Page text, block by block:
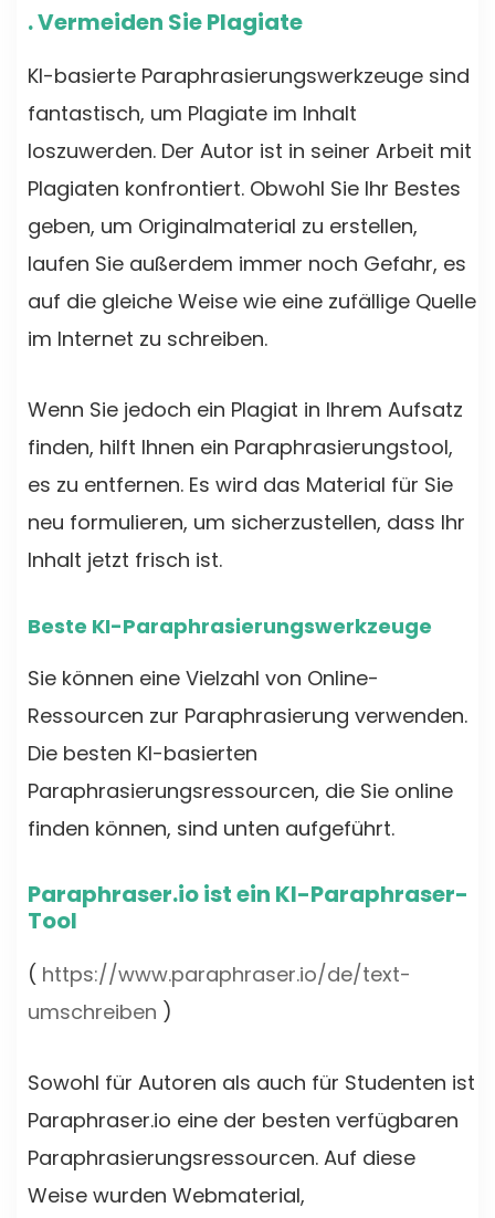
. Vermeiden Sie Plagiate
KI-basierte Paraphrasierungswerkzeuge sind
fantastisch, um Plagiate im Inhalt
loszuwerden. Der Autor ist in seiner Arbeit mit
Plagiaten konfrontiert. Obwohl Sie Ihr Bestes
geben, um Originalmaterial zu erstellen,
laufen Sie außerdem immer noch Gefahr, es
auf die gleiche Weise wie eine zufällige Quelle
im Internet zu schreiben.
Wenn Sie jedoch ein Plagiat in Ihrem Aufsatz
finden, hilft Ihnen ein Paraphrasierungstool,
es zu entfernen. Es wird das Material für Sie
neu formulieren, um sicherzustellen, dass Ihr
Inhalt jetzt frisch ist.
Beste KI-Paraphrasierungswerkzeuge
Sie können eine Vielzahl von Online-
Ressourcen zur Paraphrasierung verwenden.
Die besten KI-basierten
Paraphrasierungsressourcen, die Sie online
finden können, sind unten aufgeführt.
Paraphraser.io ist ein KI-Paraphraser-
Tool
( https://www.paraphraser.io/de/text-
umschreiben )
Sowohl für Autoren als auch für Studenten ist
Paraphraser.io eine der besten verfügbaren
Paraphrasierungsressourcen. Auf diese
Weise wurden Webmaterial,